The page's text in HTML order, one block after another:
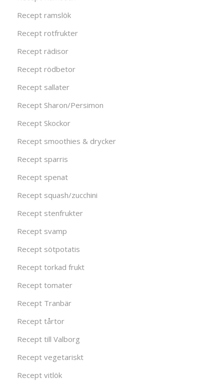
Recept ramslök
Recept rotfrukter
Recept rädisor
Recept rödbetor
Recept sallater
Recept Sharon/Persimon
Recept Skockor
Recept smoothies & drycker
Recept sparris
Recept spenat
Recept squash/zucchini
Recept stenfrukter
Recept svamp
Recept sötpotatis
Recept torkad frukt
Recept tomater
Recept Tranbär
Recept tårtor
Recept till Valborg
Recept vegetariskt
Recept vitlök